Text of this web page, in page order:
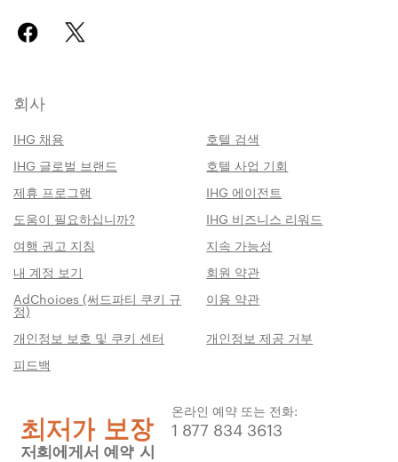
회사
IHG 채용
호텔 검색
IHG 글로벌 브랜드
호텔 사업 기회
제휴 프로그램
IHG 에이전트
도움이 필요하십니까?
IHG 비즈니스 리워드
여행 권고 지침
지속 가능성
내 계정 보기
회원 약관
AdChoices (써드파티 쿠키 규
정)
이용 약관
개인정보 보호 및 쿠키 센터
개인정보 제공 거부
피드백
온라인 예약 또는 전화:
1 877 834 3613